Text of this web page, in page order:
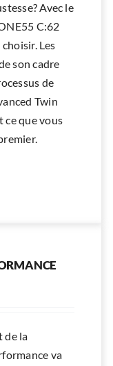
Avec le
C:62
choisir. Les
son cadre
de
Twin
que vous
de la
va